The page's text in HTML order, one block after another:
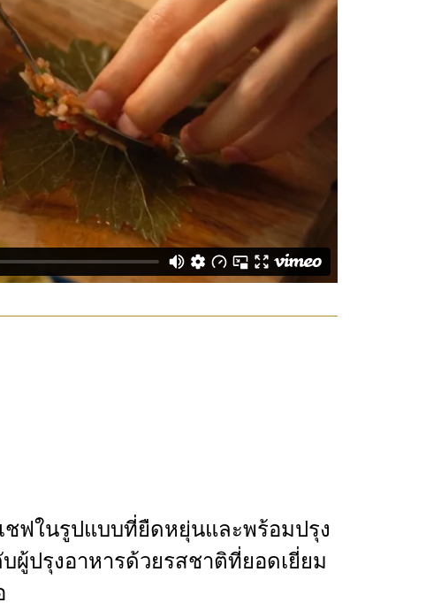
ชฟในรูปแบบที่ยืดหยุ่นและพร้อมปรุง
ปรุงอาหารด้วยรสชาติที่ยอดเยี่ยม